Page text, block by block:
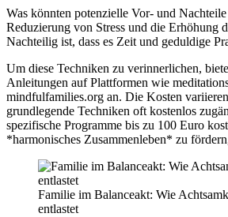
Was könnten potenzielle Vor- und
Reduzierung von Stress und die Erhöhung
Nachteilig ist, dass es Zeit und geduldige
Um diese Techniken zu verinnerlichen,
Anleitungen auf Plattformen wie
mindfulfamilies.org an. Die Kosten
grundlegende Techniken oft kostenlos
spezifische Programme bis zu 100 Euro
*harmonisches Zusammenleben* zu
Familie im Balanceakt: Wie
entlastet